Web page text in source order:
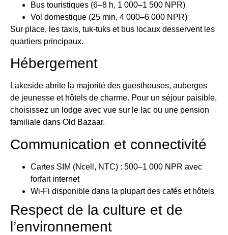
Bus touristiques (6–8 h, 1 000–1 500 NPR)
Vol domestique (25 min, 4 000–6 000 NPR)
Sur place, les taxis, tuk-tuks et bus locaux desservent les
quartiers principaux.
Hébergement
Lakeside abrite la majorité des guesthouses, auberges
de jeunesse et hôtels de charme. Pour un séjour paisible,
choisissez un lodge avec vue sur le lac ou une pension
familiale dans Old Bazaar.
Communication et connectivité
Cartes SIM (Ncell, NTC) : 500–1 000 NPR avec
forfait internet
Wi-Fi disponible dans la plupart des cafés et hôtels
Respect de la culture et de
l’environnement